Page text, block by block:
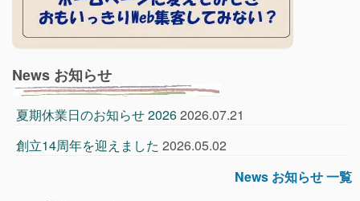
News お知らせ
夏期休業日のお知らせ 20262026.07.21
創立14周年を迎えました 2026.05.02
News お知らせ 一覧